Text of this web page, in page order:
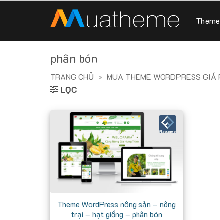
phân bón
TRANG CHỦ » MUA THEME WORDPRESS GIÁ
LỌC
Theme WordPress nông sản – nông
trại – hạt giống – phân bón